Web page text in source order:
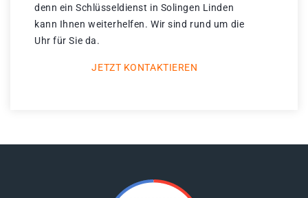
denn ein Schlüsseldienst in Solingen Linden
kann Ihnen weiterhelfen. Wir sind rund um die
Uhr für Sie da.
JETZT KONTAKTIEREN